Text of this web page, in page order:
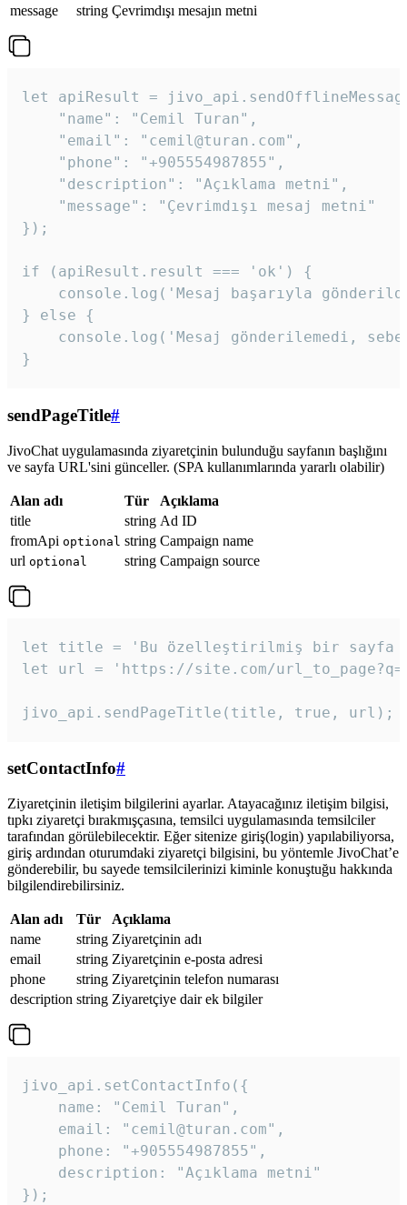
message
string Çevrimdışı mesajın metni
let apiResult =
    "name": "Cemil Turan",
    "email": "cemil@turan.com",
    "phone": "+905554987855",
    "description": "Açıklama metni",
    "message": "Çevrimdışı mesaj metni"
});
if (apiResult.result === 'ok') {
console.log('Mesaj başarıyla
} else {
console.log('Mesaj gönderilemedi,
}
sendPageTitle#
JivoChat uygulamasında ziyaretçinin bulunduğu sayfanın başlığını
ve sayfa URL'sini günceller. (SPA kullanımlarında yararlı olabilir)
Alan adı Tür
Açıklama
title
string Ad ID
fromApi optional string Campaign name
url optional string Campaign source
let title = 'Bu özelleştirilmiş bir sayfa
let url = 'https://site.com/
jivo_api.sendPageTitle(title, true, url);
setContactInfo#
Ziyaretçinin iletişim bilgilerini ayarlar. Atayacağınız iletişim bilgisi,
tıpkı ziyaretçi bırakmışçasına, temsilci uygulamasında temsilciler
tarafından görülebilecektir. Eğer sitenize giriş(login) yapılabiliyorsa,
giriş ardından oturumdaki ziyaretçi bilgisini, bu yöntemle JivoChat’e
gönderebilir, bu sayede temsilcilerinizi kiminle konuştuğu hakkında
bilgilendirebilirsiniz.
Alan adı Tür
Açıklama
name
string Ziyaretçinin adı
email
string Ziyaretçinin e-posta adresi
phone
string Ziyaretçinin telefon numarası
description string Ziyaretçiye dair ek bilgiler
jivo_api.setContactInfo({
    name: "Cemil Turan",
    email: "cemil@turan.com",
    phone: "+905554987855",
    description: "Açıklama metni"
});